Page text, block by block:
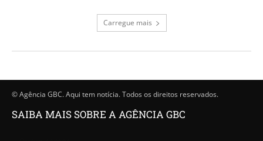
Carregue mais
© Agência GBC. Aqui tem notícia. Todos os direitos reservados.
SAIBA MAIS SOBRE A AGÊNCIA GBC